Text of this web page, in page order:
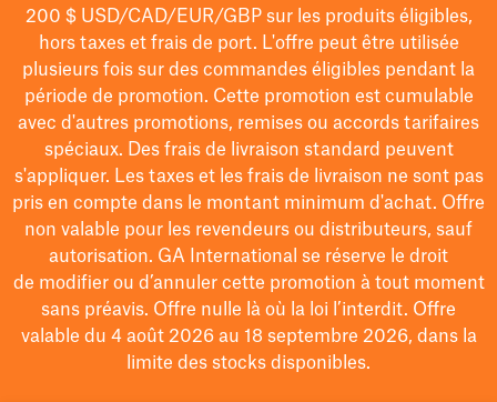
200 $USD/CAD/EUR/GBPsur les produits éligibles,
hors taxes et frais de port. L'offre peut être utilisée
plusieurs fois sur des commandes éligibles pendant la
période de promotion. Cette promotion est cumulable
avec d'autres promotions, remises ou accords tarifaires
spéciaux. Des frais de livraison standard peuvent
s'appliquer. Les taxes et les frais de livraison ne sont pas
pris en compte dans le montant minimum d'achat. Offre
non valable pour les revendeurs ou distributeurs, sauf
autorisation. GA International se réserve le droit
de modifierou d’annuler cette promotion à tout moment
sans préavis. Offre nulle là où la loi l’interdit. Offre
valable du 4 août 2026 au 18 septembre 2026, dans la
limite des stocks disponibles.